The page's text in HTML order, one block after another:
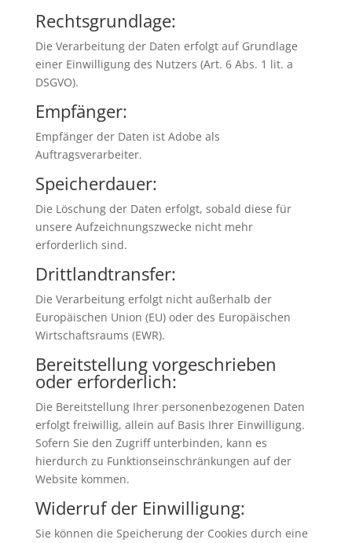
Rechtsgrundlage:
Die Verarbeitung der Daten erfolgt auf Grundlage
einer Einwilligung des Nutzers (Art. 6 Abs. 1 lit. a
DSGVO).
Empfänger:
Empfänger der Daten ist Adobe als
Auftragsverarbeiter.
Speicherdauer:
Die Löschung der Daten erfolgt, sobald diese für
unsere Aufzeichnungszwecke nicht mehr
erforderlich sind.
Drittlandtransfer:
Die Verarbeitung erfolgt nicht außerhalb der
Europäischen Union (EU) oder des Europäischen
Wirtschaftsraums (EWR).
Bereitstellung vorgeschrieben
oder erforderlich:
Die Bereitstellung Ihrer personenbezogenen Daten
erfolgt freiwillig, allein auf Basis Ihrer Einwilligung.
Sofern Sie den Zugriff unterbinden, kann es
hierdurch zu Funktionseinschränkungen auf der
Website kommen.
Widerruf der Einwilligung:
Sie können die Speicherung der Cookies durch eine